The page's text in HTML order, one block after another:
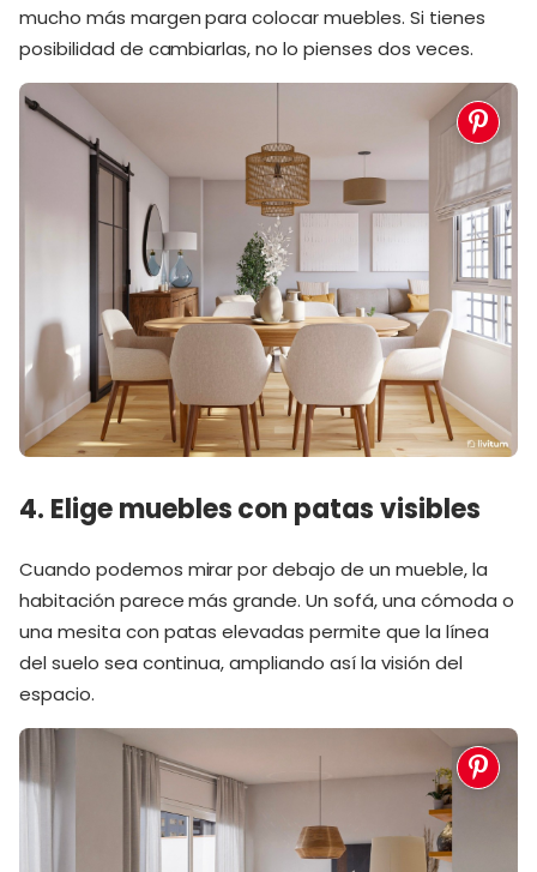
mucho más margen para colocar muebles. Si tienes
posibilidad de cambiarlas, no lo pienses dos veces.
4. Elige muebles con patas visibles
Cuando podemos mirar por debajo de un mueble, la
habitación parece más grande. Un sofá, una cómoda o
una mesita con patas elevadas permite que la línea
del suelo sea continua, ampliando así la visión del
espacio.